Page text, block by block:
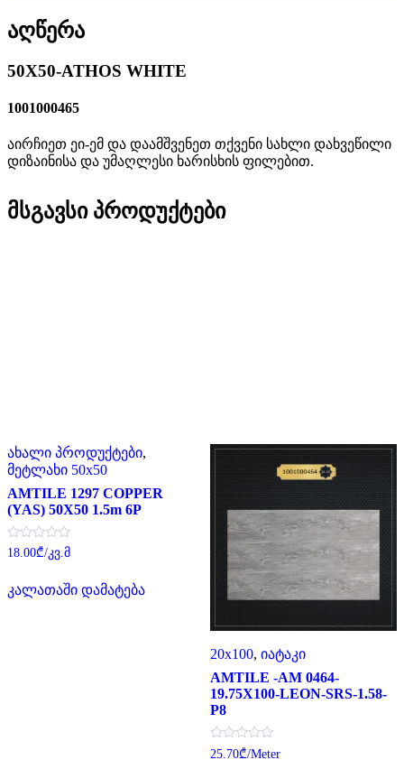
აღწერა
50X50-ATHOS WHITE
1001000465
აირჩიეთ ეი-ემ და დაამშვენეთ თქვენი სახლი დახვეწილი
დიზაინისა და უმაღლესი ხარისხის ფილებით.
მსგავსი პროდუქტები
ახალი პროდუქტები,
მეტლახი 50x50
AMTILE 1297 COPPER
(YAS) 50X50 1.5m 6P
შეფასება
0
5-
დან
18.00₾/კვ.მ
კალათაში დამატება
20x100, იატაკი
AMTILE -AM 0464-
19.75X100-LEON-SRS-1.58-
P8
შეფასება
0
25.70₾/Meter